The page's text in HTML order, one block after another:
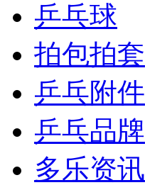
乒乓球
拍包拍套
乒乓附件
乒乓品牌
多乐资讯